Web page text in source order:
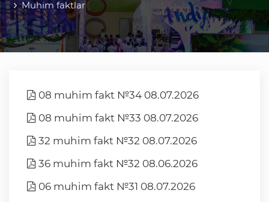
Muhim faktlar
08 muhim fakt №34 08.07.2026
08 muhim fakt №33 08.07.2026
32 muhim fakt №32 08.07.2026
36 muhim fakt №32 08.06.2026
06 muhim fakt №31 08.07.2026